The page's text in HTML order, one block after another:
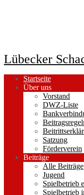
Lübecker
Startseite
Über uns
Vorstand
DWZ-Liste
Satzung
Förderverein
Beiträge
Alle Beiträge
Jugend
Spielbetrieb
Spielbetrieb